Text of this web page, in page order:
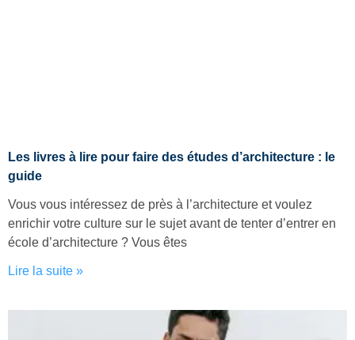
Les livres à lire pour faire des études d’architecture : le
guide
Vous vous intéressez de près à l’architecture et voulez
enrichir votre culture sur le sujet avant de tenter d’entrer en
école d’architecture ? Vous êtes
Lire la suite »